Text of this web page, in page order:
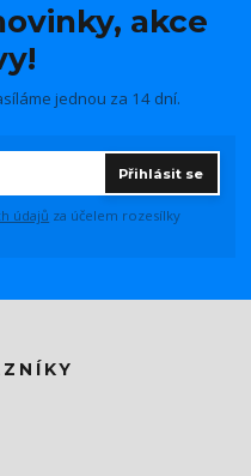
akce
jednou za 14 dní.
Přihlásit se
údajů za účelem rozesílky